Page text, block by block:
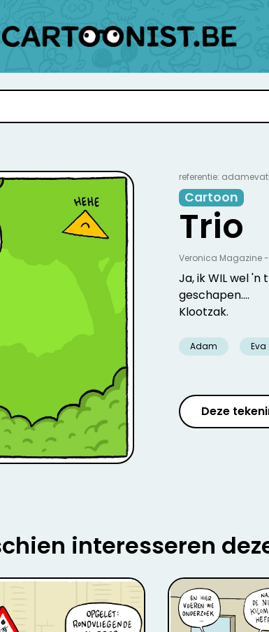
referentie:
Cartoon
Trio
Ja, ik WIL wel
geschapen....
Klootzak.
Adam Eva
Veronica Magazine -
Deze
interesseren